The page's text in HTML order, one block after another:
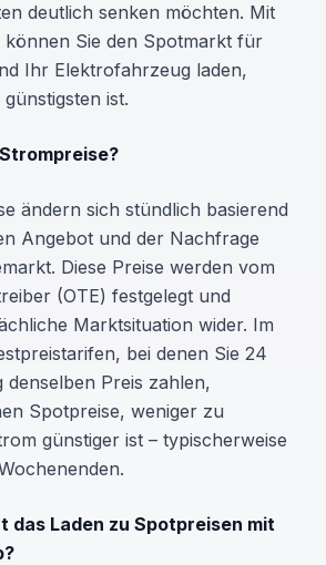
deutlich senken möchten. Mit
Sie den Spotmarkt für
Ihr Elektrofahrzeug laden,
ist.
ändern sich stündlich basierend
Angebot und der Nachfrage
Diese Preise werden vom
(OTE) festgelegt und
Marktsituation wider. Im
bei denen Sie 24
denselben Preis zahlen,
Spotpreise, weniger zu
günstiger ist – typischerweise
das Laden zu Spotpreisen mit